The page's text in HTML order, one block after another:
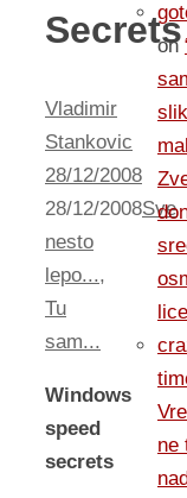
Secrets
Vladimir
Stankovic
28/12/2008
28/12/2008Sve
nesto
lepo...,
Tu
sam...
Windows
speed
secrets
on
ne